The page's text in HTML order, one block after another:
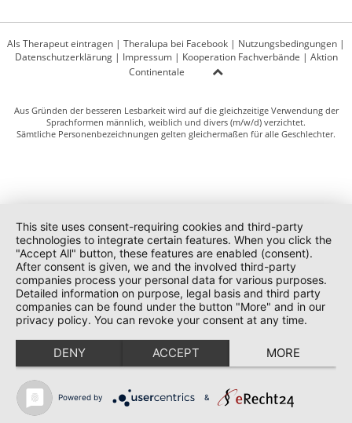
Als Therapeut eintragen | Theralupa bei Facebook | Nutzungsbedingungen |
Datenschutzerklärung| Impressum| Kooperation Fachverbände | Aktion
Continentale
Aus Gründen der besseren Lesbarkeit wird auf die gleichzeitige Verwendung der
Sprachformen männlich, weiblich und divers (m/w/d) verzichtet.
Sämtliche Personenbezeichnungen gelten gleichermaßen für alle Geschlechter.
This site uses consent-requiring cookies and third-party
technologies to integrate certain features. When you click the
"Accept All" button, these features are enabled (consent).
After consent is given, we and the involved third-party
companies process your personal data for various purposes.
Detailed information on purpose, legal basis and third party
companies can be found under the button "More" and in our
privacy policy. You can revoke your consent at any time.
DENY ACCEPT MORE
Powered by &